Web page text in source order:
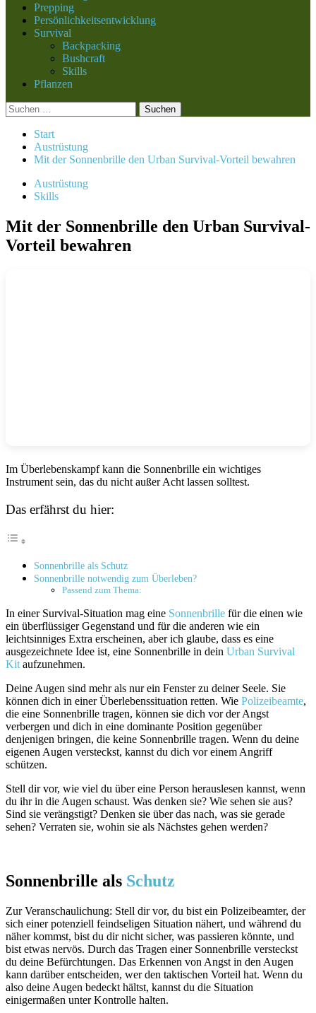
Prepping
Persönlichkeitsentwicklung
Survival
Backpacking
Bushcraft
Skills
Pflanzen
Suchen
nach:
Start
Austrüstung
Mit der Sonnenbrille den Urban Survival-Vorteil bewahren
Austrüstung
Skills
Mit der Sonnenbrille den Urban Survival-
Vorteil bewahren
Im Überlebenskampf kann die Sonnenbrille ein wichtiges
Instrument sein, das du nicht außer Acht lassen solltest.
Das erfährst du hier:
Sonnenbrille als Schutz
Sonnenbrille notwendig zum Überleben?
Passend zum Thema:
In einer Survival-Situation mag eine Sonnenbrille für die einen wie
ein überflüssiger Gegenstand und für die anderen wie ein
leichtsinniges Extra erscheinen, aber ich glaube, dass es eine
ausgezeichnete Idee ist, eine Sonnenbrille in dein Urban Survival
Kit aufzunehmen.
Deine Augen sind mehr als nur ein Fenster zu deiner Seele. Sie
können dich in einer Überlebenssituation retten. Wie Polizeibeamte,
die eine Sonnenbrille tragen, können sie dich vor der Angst
verbergen und dich in eine dominante Position gegenüber
denjenigen bringen, die keine Sonnenbrille tragen. Wenn du deine
eigenen Augen versteckst, kannst du dich vor einem Angriff
schützen.
Stell dir vor, wie viel du über eine Person herauslesen kannst, wenn
du ihr in die Augen schaust. Was denken sie? Wie sehen sie aus?
Sind sie verängstigt? Denken sie über das nach, was sie gerade
sehen? Verraten sie, wohin sie als Nächstes gehen werden?
Sonnenbrille als Schutz
Zur Veranschaulichung: Stell dir vor, du bist ein Polizeibeamter, der
sich einer potenziell feindseligen Situation nähert, und während du
näher kommst, bist du dir nicht sicher, was passieren könnte, und
bist etwas nervös. Durch das Tragen einer Sonnenbrille versteckst
du deine Befürchtungen. Das Erkennen von Angst in den Augen
kann darüber entscheiden, wer den taktischen Vorteil hat. Wenn du
also deine Augen bedeckt hältst, kannst du die Situation
einigermaßen unter Kontrolle halten.